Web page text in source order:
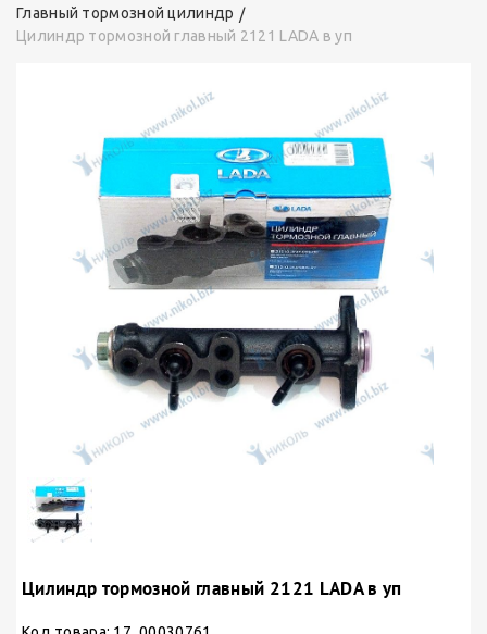
Главный тормозной цилиндр
Цилиндр тормозной главный 2121 LADA в уп
Цилиндр тормозной главный 2121 LADA в уп